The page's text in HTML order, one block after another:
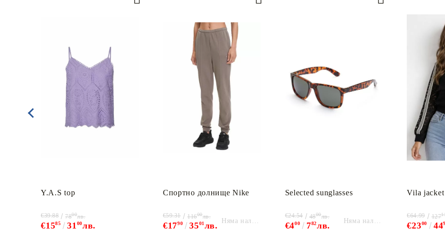
Y.A.S top
€1585 31 00лв.
€39.88 7800лв.
Спортно долнище Nike
€1790 3501лв.
€59.31 11600лв.
Няма наличност
Selected sunglasses
€400 782лв.
€24.54 4800лв.
Няма наличност
Vila jacket
€2300 44
€64.99 127